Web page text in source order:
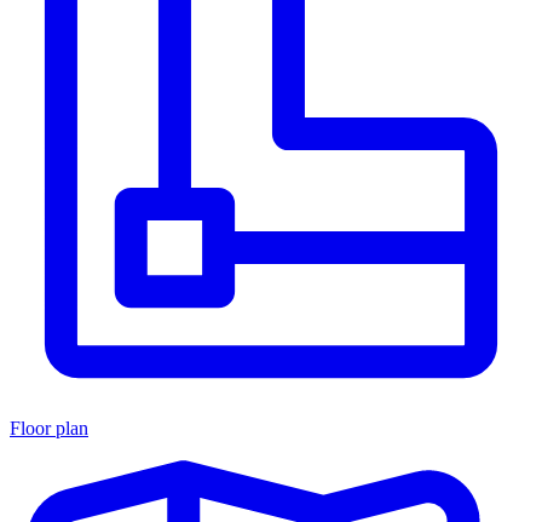
Floor plan